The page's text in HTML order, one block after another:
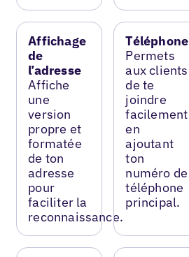
Affichage
de
l’adresse
Affiche
une
version
propre et
formatée
de ton
adresse
pour
faciliter la
reconnaissance.
Téléphone
Permets
aux clients
de te
joindre
facilement
en
ajoutant
ton
numéro de
téléphone
principal.